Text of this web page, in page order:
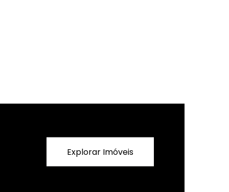
Explorar Imóveis